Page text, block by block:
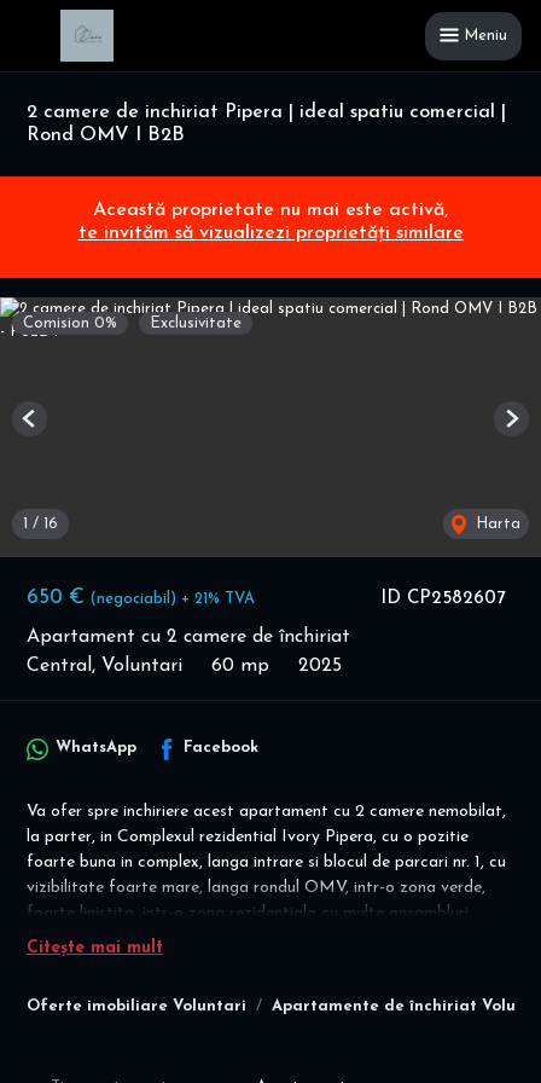
Meniu
2 camere de inchiriat Pipera | ideal spatiu comercial |
Rond OMV I B2B
Această proprietate nu mai este activă,
te invităm să vizualizezi proprietăți similare
ID CP2582607
650 € (negociabil) + 21% TVA
Apartament cu 2 camere de închiriat
Central, Voluntari
60 mp 2025
Comision 0% Exclusivitate
/ 16 Harta
Previous
Oferte imobiliare Voluntari Apartamente de închiriat
WhatsApp Facebook
Va ofer spre inchiriere acest apartament cu 2 camere nemobilat,
la parter, in Complexul rezidential Ivory Pipera, cu o pozitie
foarte buna in complex, langa intrare si blocul de parcari nr. 1, cu
vizibilitate foarte mare, langa rondul OMV, intr-o zona verde,
foarte linistita, intr-o zona rezidentiala cu multe ansambluri
moderne.
etc! Disponibilitate imediata!
suplimentar
Citește mai mult